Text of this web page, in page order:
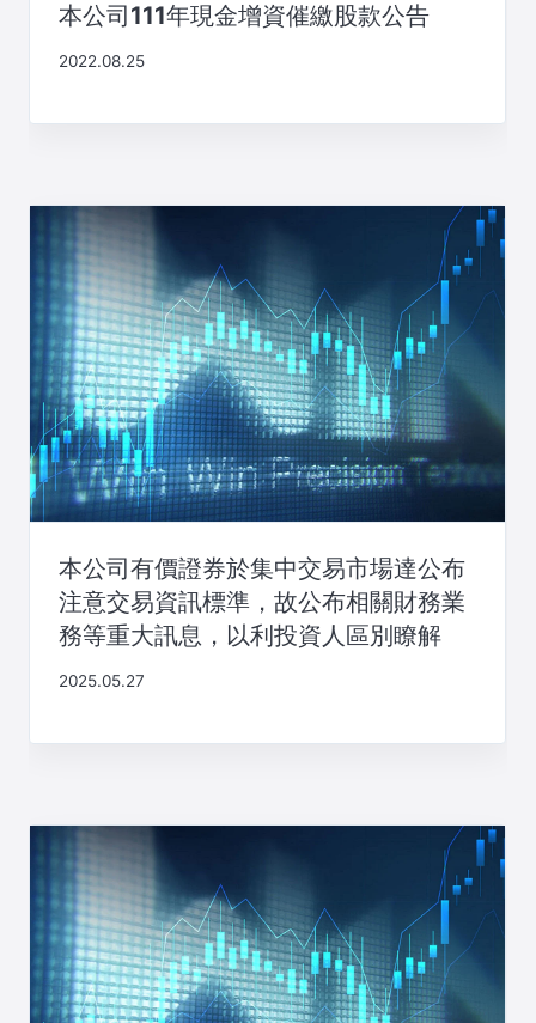
本公司111年現金增資催繳股款公告
2022.08.25
本公司有價證券於集中交易市場達公布
注意交易資訊標準，故公布相關財務業
務等重大訊息，以利投資人區別瞭解
2025.05.27